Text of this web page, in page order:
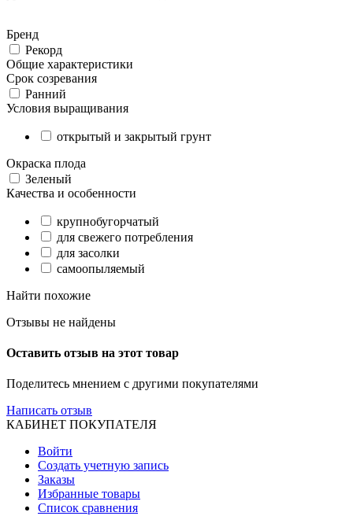
Бренд
Рекорд
Общие характеристики
Срок созревания
Ранний
Условия выращивания
открытый и закрытый грунт
Окраска плода
Зеленый
Качества и особенности
крупнобугорчатый
для свежего потребления
для засолки
самоопыляемый
Найти похожие
Отзывы не найдены
Оставить отзыв на этот товар
Поделитесь мнением с другими покупателями
Написать отзыв
КАБИНЕТ ПОКУПАТЕЛЯ
Войти
Создать учетную запись
Заказы
Избранные товары
Список сравнения